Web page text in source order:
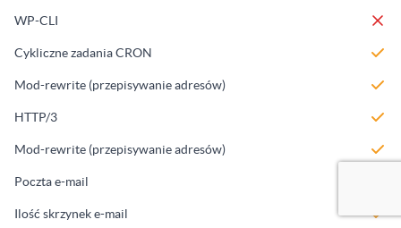
WP-CLI
Cykliczne zadania CRON
Mod-rewrite (przepisywanie adresów)
HTTP/3
Mod-rewrite (przepisywanie adresów)
Poczta e-mail
Ilość skrzynek e-mail